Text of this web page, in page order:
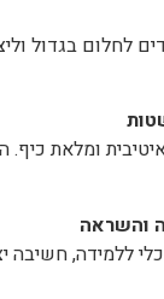
לחלום בגדול
ומלאת
והשראה
ללמידה, חשיבה